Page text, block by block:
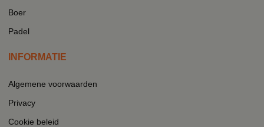
Boer
Padel
INFORMATIE
Algemene voorwaarden
Privacy
Cookie beleid